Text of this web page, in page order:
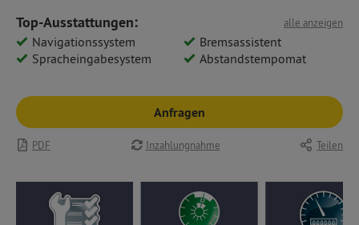
alle anzeigen
Top-Ausstattungen:
Navigationssystem
Bremsassistent
Spracheingabesystem
Abstandstempomat
Anfragen
PDF Inzahlungnahme Teilen